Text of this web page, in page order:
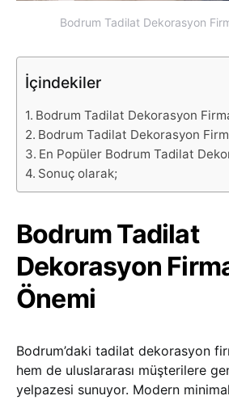
Bodrum Tadilat Dekorasyon
İçindekiler
Bodrum Tadilat Dekorasyon
Bodrum Tadilat Dekorasyon
En Popüler Bodrum Tadilat
Sonuç olarak;
Bodrum Tadilat
Dekorasyon
Önemi
Bodrum’daki tadilat dekorasyon
hem de uluslararası müşterilere
yelpazesi sunuyor. Modern